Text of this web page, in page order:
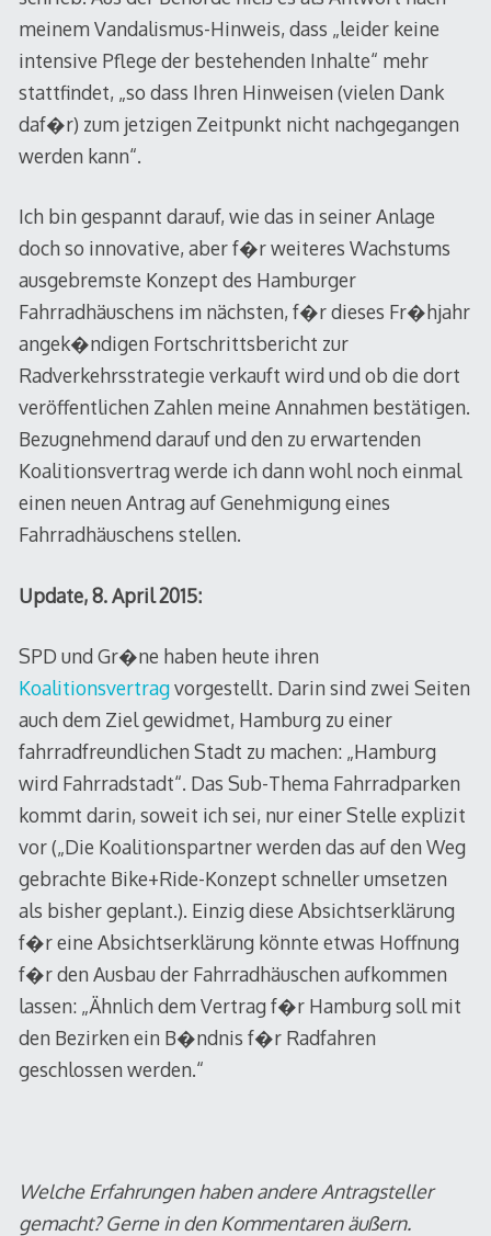
meinem Vandalismus-Hinweis, dass „leider keine
intensive Pflege der bestehenden Inhalte“ mehr
stattfindet, „so dass Ihren Hinweisen (vielen Dank
daf�r) zum jetzigen Zeitpunkt nicht nachgegangen
werden kann“.
Ich bin gespannt darauf, wie das in seiner Anlage
doch so innovative, aber f�r weiteres Wachstums
ausgebremste Konzept des Hamburger
Fahrradhäuschens im nächsten, f�r dieses Fr�hjahr
angek�ndigen Fortschrittsbericht zur
Radverkehrsstrategie verkauft wird und ob die dort
veröffentlichen Zahlen meine Annahmen bestätigen.
Bezugnehmend darauf und den zu erwartenden
Koalitionsvertrag werde ich dann wohl noch einmal
einen neuen Antrag auf Genehmigung eines
Fahrradhäuschens stellen.
Update, 8. April 2015:
SPD und Gr�ne haben heute ihren
Koalitionsvertragvorgestellt. Darin sind zwei Seiten
auch dem Ziel gewidmet, Hamburg zu einer
fahrradfreundlichen Stadt zu machen: „Hamburg
wird Fahrradstadt“. Das Sub-Thema Fahrradparken
kommt darin, soweit ich sei, nur einer Stelle explizit
vor („Die Koalitionspartner werden das auf den Weg
gebrachte Bike+Ride-Konzept schneller umsetzen
als bisher geplant.). Einzig diese Absichtserklärung
f�r eine Absichtserklärung könnte etwas Hoffnung
f�r den Ausbau der Fahrradhäuschen aufkommen
lassen: „Ähnlich dem Vertrag f�r Hamburg soll mit
den Bezirken ein B�ndnis f�r Radfahren
geschlossen werden.“
Welche Erfahrungen haben andere Antragsteller
gemacht? Gerne in den Kommentaren äußern.